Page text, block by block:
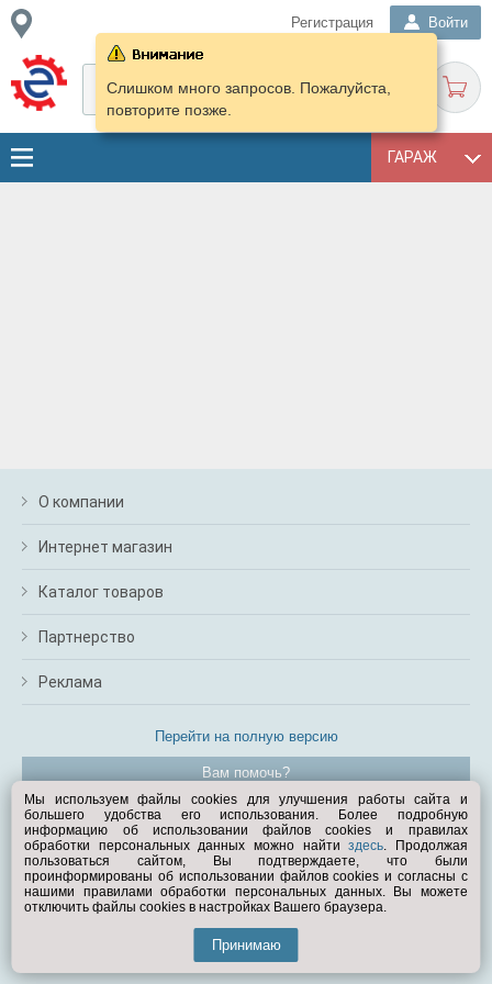
Регистрация Войти
ГАРАЖ
Слишком много запросов. Пожалуйста,
повторите позже.
О компании
Интернет магазин
Каталог товаров
Партнерство
Реклама
Перейти на полную версию
Вам помочь?
© Exist.ru 1998—2026
Мы используем файлы cookies для улучшения работы сайта и
большего удобства его использования. Более подробную
информацию об использовании файлов cookies и правилах
обработки персональных данных можно найтиздесь. Продолжая
пользоваться сайтом, Вы подтверждаете, что были
проинформированы об использовании файлов cookies и согласны с
нашими правилами обработки персональных данных. Вы можете
отключить файлы cookies в настройках Вашего браузера.
Принимаю